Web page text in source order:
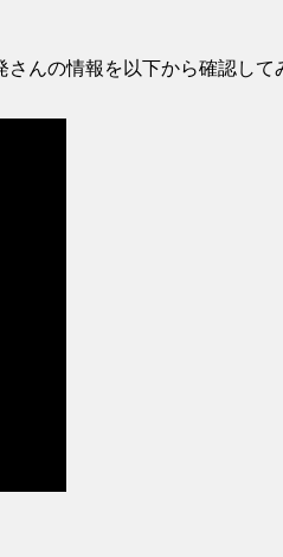
んの情報を以下から確認して